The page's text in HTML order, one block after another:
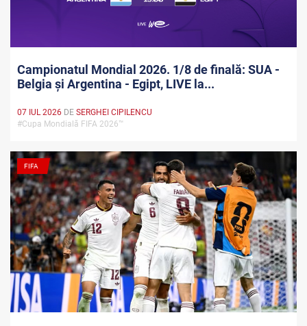
Campionatul Mondial 2026. 1/8 de finală: SUA -
Belgia și Argentina - Egipt, LIVE la...
07 IUL 2026 DE SERGHEI CIPILENCU
#Cupa Mondială FIFA 2026™
FIFA